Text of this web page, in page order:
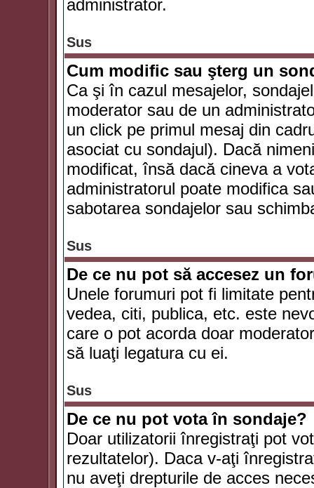
administrator.
Sus
Cum modific sau şterg un
Ca şi în cazul mesajelor,
moderator sau de un
un click pe primul mesaj din
asociat cu sondajul). Dacă
modificat, însă dacă cineva a
administratorul poate modifica
sabotarea sondajelor sau
Sus
De ce nu pot să accesez un
Unele forumuri pot fi limitate
vedea, citi, publica, etc. este
care o pot acorda doar
să luaţi legatura cu ei.
Sus
De ce nu pot vota în sondaje?
Doar utilizatorii înregistraţi pot
rezultatelor). Daca v-aţi
nu aveţi drepturile de acces